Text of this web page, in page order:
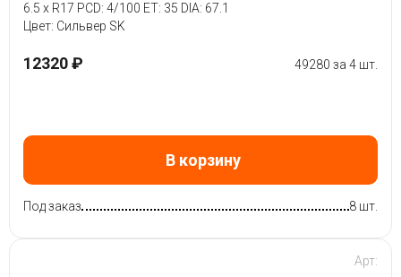
6.5 x R17 PCD: 4/100 ET: 35 DIA: 67.1
Цвет: Сильвер SK
12320 ₽ 49280 за 4 шт.
В корзину
Под заказ 8 шт.
Арт: